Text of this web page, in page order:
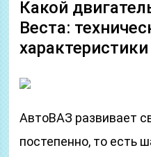
Какой
Веста:
АвтоВАЗ развивает
постепенно, то есть